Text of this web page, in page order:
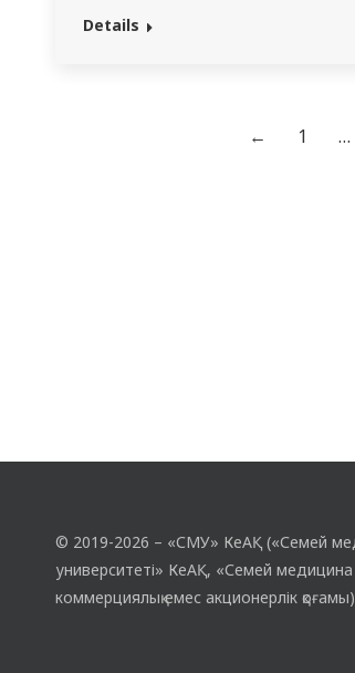
халыққа ұсыныстар
материалдар берілді,
Details
← 1 …
© 2019-2026 – «СМУ» КеАҚ («Семей
университеті» КеАҚ, «Семей медицина
коммерциялық емес акционерлік қоғамы)